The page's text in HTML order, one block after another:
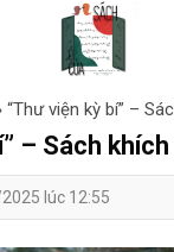
“Thư viện kỳ bí” –
– Sách
lúc 12:55